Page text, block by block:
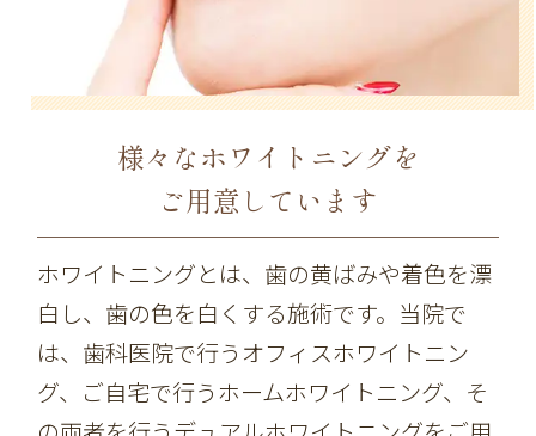
様々なホワイトニングを
ご用意しています
ホワイトニングとは、歯の黄ばみや着色を漂
白し、歯の色を白くする施術です。当院で
は、歯科医院で行うオフィスホワイトニン
グ、ご自宅で行うホームホワイトニング、そ